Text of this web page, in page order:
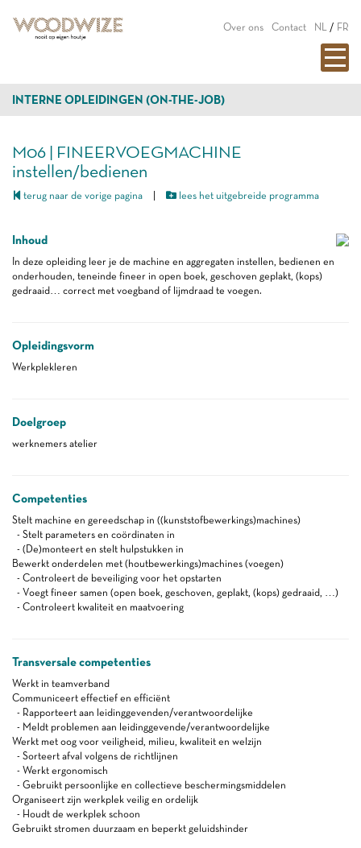
Over ons Contact NL / FR
INTERNE OPLEIDINGEN (ON-THE-JOB)
M06 | FINEERVOEGMACHINE
instellen/bedienen
terug naar de vorige pagina lees het uitgebreide programma
Inhoud
In deze opleiding leer je de machine en aggregaten instellen, bedienen en
onderhouden, teneinde fineer in open boek, geschoven geplakt, (kops)
gedraaid… correct met voegband of lijmdraad te voegen.
Opleidingsvorm
Werkplekleren
Doelgroep
werknemers atelier
Competenties
Stelt machine en gereedschap in ((kunststofbewerkings)machines)
- Stelt parameters en coördinaten in
- (De)monteert en stelt hulpstukken in
Bewerkt onderdelen met (houtbewerkings)machines (voegen)
- Controleert de beveiliging voor het opstarten
- Voegt fineer samen (open boek, geschoven, geplakt, (kops) gedraaid, …)
- Controleert kwaliteit en maatvoering
Transversale competenties
Werkt in teamverband
Communiceert effectief en efficiënt
- Rapporteert aan leidinggevenden/verantwoordelijke
- Meldt problemen aan leidinggevende/verantwoordelijke
Werkt met oog voor veiligheid, milieu, kwaliteit en welzijn
- Sorteert afval volgens de richtlijnen
- Werkt ergonomisch
- Gebruikt persoonlijke en collectieve beschermingsmiddelen
Organiseert zijn werkplek veilig en ordelijk
- Houdt de werkplek schoon
Gebruikt stromen duurzaam en beperkt geluidshinder